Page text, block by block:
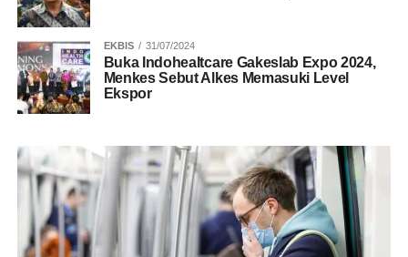
EKBIS 31/07/2024
Buka Indohealtcare Gakeslab Expo 2024,
Menkes Sebut Alkes Memasuki Level
Ekspor